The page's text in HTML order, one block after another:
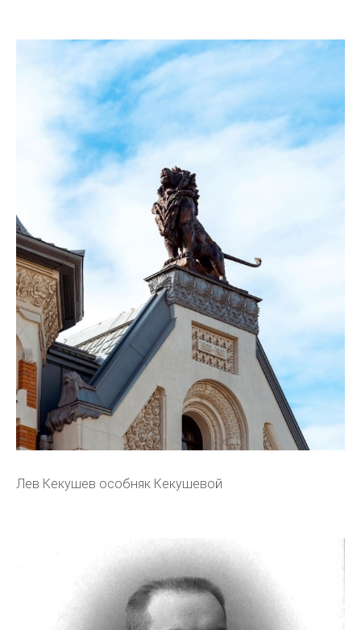
Лев Кекушев особняк Кекушевой